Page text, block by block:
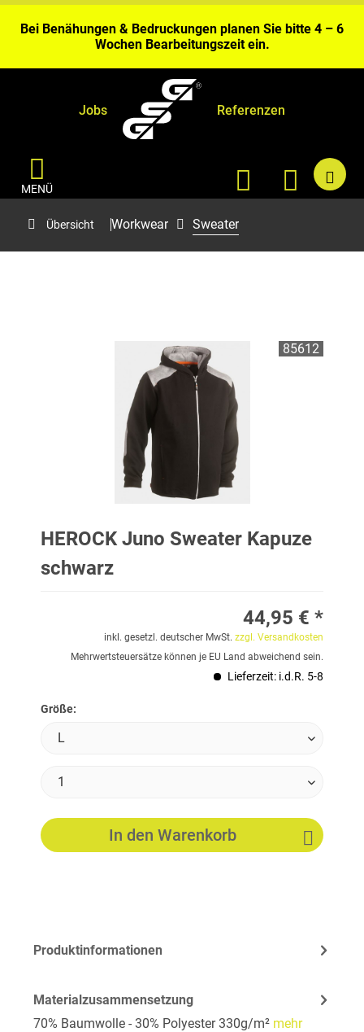
Bei Benähungen & Bedruckungen planen Sie bitte 4 – 6
Wochen Bearbeitungszeit ein.
Gerolstein.
Jobs Referenzen
MENÜ
Übersicht Workwear Sweater
85612
HEROCK Juno Sweater Kapuze
schwarz
44,95 € *
inkl. gesetzl. deutscher MwSt. zzgl. Versandkosten
Mehrwertsteuersätze können je EU Land abweichend sein.
Lieferzeit: i.d.R. 5-8
Größe:
In den Warenkorb
Produktinformationen
Materialzusammensetzung
70% Baumwolle - 30% Polyester 330g/m² mehr